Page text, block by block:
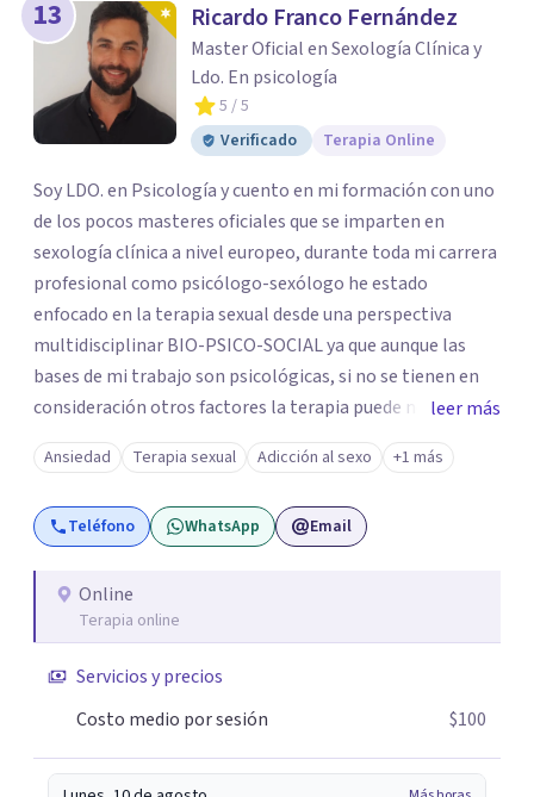
13 Ricardo Franco Fernández
Master Oficial en Sexología Clínica y
Ldo. En psicología
5 / 5
Verificado
Terapia Online
Soy LDO. en Psicología y cuento en mi formación con uno
de los pocos masteres oficiales que se imparten en
sexología clínica a nivel europeo, durante toda mi carrera
profesional como psicólogo-sexólogo he estado
enfocado en la terapia sexual desde una perspectiva
multidisciplinar BIO-PSICO-SOCIAL ya que aunque las
bases de mi trabajo son psicológicas, si no se tienen en
consideración otros factores la terapia puede no
funcionar al tener una visión demasiado simplista,
excluyendo de antemano otros factores que pueden
influir. Mi intención es ayudar para conseguir una mejora
global de tu sexualidad, considerando cada caso como
personal concreta. En especial mi ámbito de trabajo es la
disfunción eréctil, la eyaculación precoz y la falta de
es de enorme importancia tanto para el bienestar físico y
mental como a nivel personal para una buena
leer más
Ansiedad Terapia sexual Adicción al sexo +1 más
Teléfono WhatsApp Email
Online
Terapia online
Servicios y precios
Costo medio por sesión
$100